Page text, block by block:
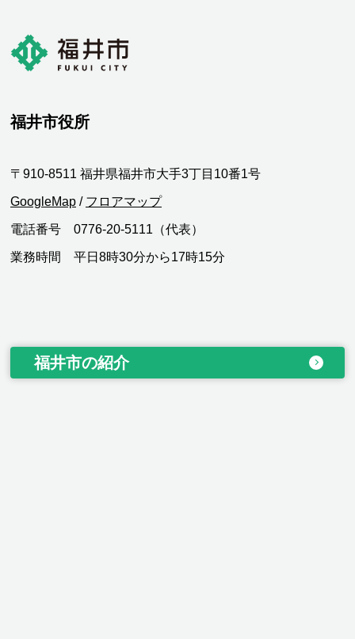
福井市役所
〒910-8511 福井県福井市大手3丁目10番1号
GoogleMap / フロアマップ
電話番号 0776-20-5111（代表）
業務時間 平日8時30分から17時15分
福井市の紹介